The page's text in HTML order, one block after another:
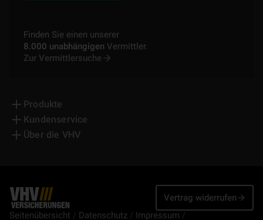
Finden Sie einen unserer
8.000 unabhängigen Vermittler.
Zur Vermittlersuche
Produkte
Kundenservice
Über die VHV
Seitenübersicht Datenschutz Impressum
Vertrag widerrufen